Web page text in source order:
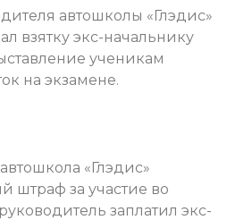
автошколы «Глэдис»
взятку экс-начальнику
ученикам
на экзамене.
«Глэдис»
штраф за участие во
заплатил экс-